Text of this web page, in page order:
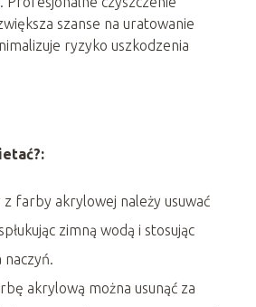
szanse na uratowanie
ryzyko uszkodzenia
z farby akrylowej należy usuwać
zimną wodą i stosując
naczyń.
akrylową można usunąć za